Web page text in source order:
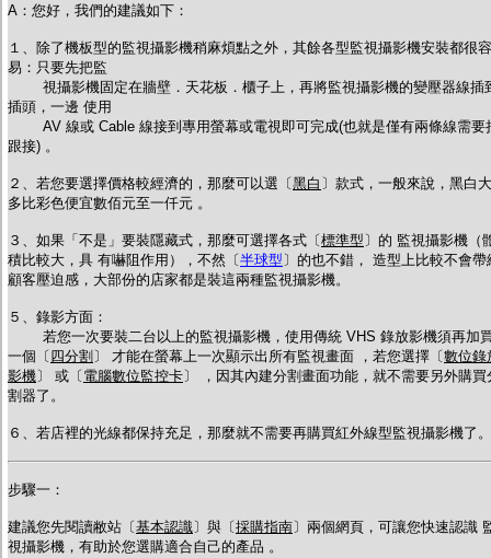
A：您好，我們的建議如下：
１、除了機板型的監視攝影機稍麻煩點之外，其餘各型監視攝影機安裝都很容
易：只要先把監
視攝影機固定在牆壁．天花板．櫃子上，再將監視攝影機的變壓器線插
插頭，一邊 使用
AV 線或 Cable 線接到專用螢幕或電視即可完成(也就是僅有兩條線需要
跟接) 。
２、若您要選擇價格較經濟的，那麼可以選〔黑白 〕款式，一般來說，黑白大
多比彩色便宜數佰元至一仟元 。
３、如果「不是」要裝隱藏式，那麼可選擇各式〔標準型 〕的 監視攝影機（
積比較大，具 有嚇阻作用），不然〔半球型 〕的也不錯， 造型上比較不會帶
顧客壓迫感，大部份的店家都是裝這兩種監視攝影機。
５、錄影方面 ：
若您一次要裝二台以上的監視攝影機，使用傳統 VHS 錄放影機須再加
一個〔 四分割 〕 才能在螢幕上一次顯示出所有監視畫面 ，若您選擇 〔數位錄
影機〕 或 〔 電腦數位監控卡〕 ，因其內建分割畫面功能，就不需要另外購買
割器了。
６、若店裡的光線都保持充足，那麼就不需要再購買紅外線型監視攝影機了。
步驟一：
建議您先閱讀敝站〔基本認識〕與〔採購指南〕兩個網頁，可讓您快速認識
視攝影機，有助於您選購適合自己的產品 。